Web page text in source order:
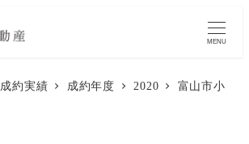
MENU
成約実績 成約年度 2020
富山市小